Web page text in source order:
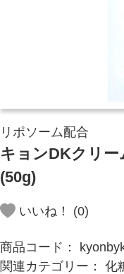
リポソーム配合
キョンDKクリ
(50g)
いいね！ (0)
商品コード：
関連カテゴリー：
化